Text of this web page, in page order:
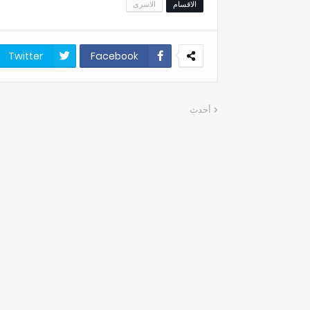
الاقسام الاسرى
Facebook
Twitter
أحدث